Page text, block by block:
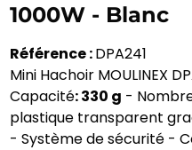
1000W - Blanc
Référence :DPA241
Mini Hachoir MOULINEX
Capacité: 330 g -
plastique transparent
- Système de sécurité -